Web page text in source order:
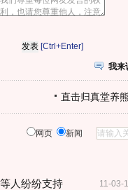
[Ctrl+Enter]
我来
直击归真堂养
网页 新闻
11-03-
人纷纷支持